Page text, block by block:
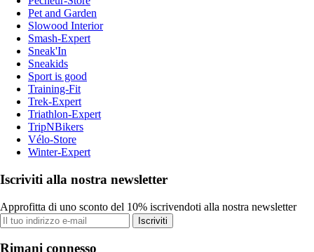
Pet and Garden
Slowood Interior
Smash-Expert
Sneak'In
Sneakids
Sport is good
Training-Fit
Trek-Expert
Triathlon-Expert
TripNBikers
Vélo-Store
Winter-Expert
Iscriviti alla nostra newsletter
Approfitta di uno sconto del 10% iscrivendoti alla nostra newsletter
Iscriviti
Rimani connesso